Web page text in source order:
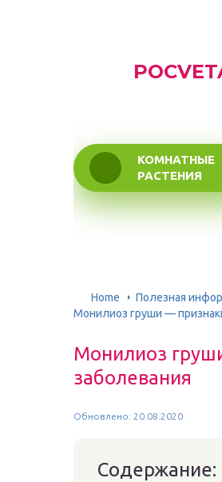
КОМНАТНЫЕ
РАСТЕНИЯ
Home Полезная
Монилиоз груши —
Монилиоз
заболевания
Обновлено: 20.08.2020
Содержание: